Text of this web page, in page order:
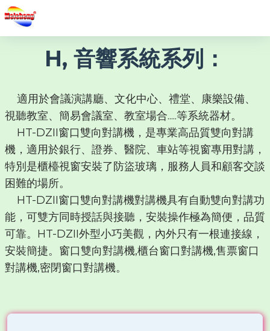
H, 音響系統系列：
適用於會議演講廳、文化中心、禮堂、康樂設備、
視聽教室、簡易會議室、教室場合.....等系統器材。
HT-DZII窗口雙向對講機，是專業高品質雙向對講
機，適用於銀行、證券、醫院、車站等視窗專用對講，
特別是櫃檯視窗安裝了防盜玻璃，服務人員和顧客交談
困難的場所。
HT-DZII窗口雙向對講機對講機具有自動雙向對講功
能，可雙方同時授話與接聽，安裝操作極為簡便，品質
可靠。HT-DZII外型小巧美觀，內外只有一根連接線，
安裝簡捷。窗口雙向對講機,櫃台窗口對講機,售票窗口
對講機,密閉窗口對講機。